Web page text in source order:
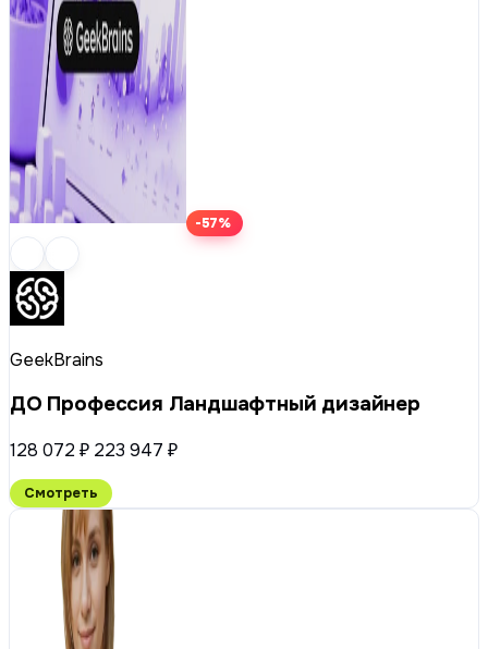
-57%
GeekBrains
ДО Профессия Ландшафтный дизайнер
128 072 ₽ 223 947 ₽
Смотреть